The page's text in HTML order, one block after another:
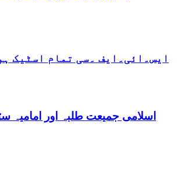
ایس۔ائی۔ایف ۔سی تمام اسٹیک
اسلامی جمیعت طلبہ اور امامیہ